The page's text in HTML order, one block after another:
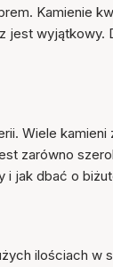
Kamienie
jest
Wiele
zarówno
i jak dbać o
ilościach w